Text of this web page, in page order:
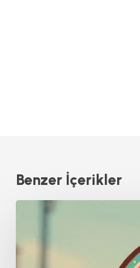
Benzer İçerikler
Geçmişe